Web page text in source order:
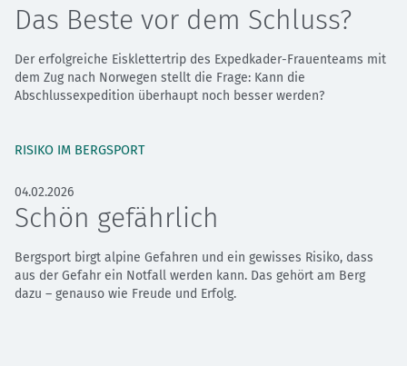
Das Beste vor dem Schluss?
Der erfolgreiche Eisklettertrip des Expedkader-Frauenteams mit
dem Zug nach Norwegen stellt die Frage: Kann die
Abschlussexpedition überhaupt noch besser werden?
RISIKO IM BERGSPORT
04.02.2026
Schön gefährlich
Bergsport birgt alpine Gefahren und ein gewisses Risiko, dass
aus der Gefahr ein Notfall werden kann. Das gehört am Berg
dazu – genauso wie Freude und Erfolg.